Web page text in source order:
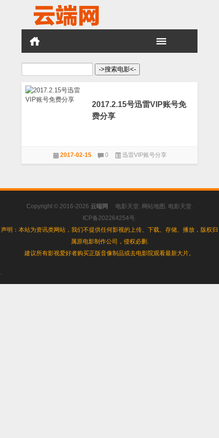
搜
2017.2.15号迅雷VIP账号免
费分享
2017-02-15 0 迅雷VIP账号分享
Copyright © 2016-2026 云端网 电影天堂 网站地图 电影天堂
ICP备202264254号
声明：本站为资讯类网站，我们不提供任何影视的上传、下载、存储、播放，版权归
属原电影制作公司，侵权必删.
建议所有影视爱好者购买正版音像制品或去电影院观看最新大片。